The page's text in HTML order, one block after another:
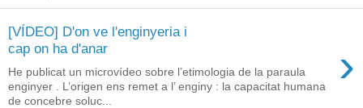
[VÍDEO] D'on ve l'enginyeria i
cap on ha d'anar
›
He publicat un microvídeo sobre l’etimologia de la paraula
enginyer . L’origen ens remet a l’ enginy : la capacitat humana
de concebre soluc...